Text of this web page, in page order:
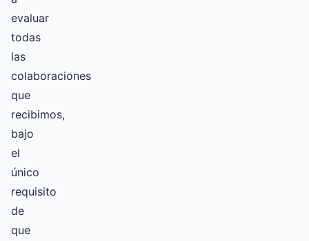
evaluar
todas
las
colaboraciones
que
recibimos,
bajo
el
único
requisito
de
que